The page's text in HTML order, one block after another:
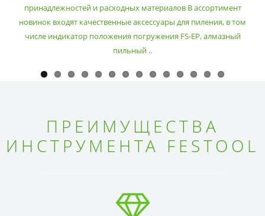
принадлежностей и расходных материалов В ассортимент
новинок входят качественные аксессуары для пиления, в том
числе индикатор положения погружения FS-EP, алмазный
пильный ..
ПРЕИМУЩЕСТВА
ИНСТРУМЕНТА FESTOOL